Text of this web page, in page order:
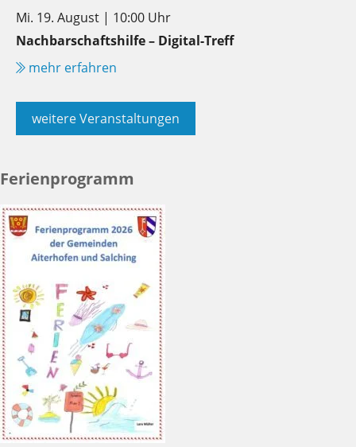
Mi. 19. August | 10:00 Uhr
Nachbarschaftshilfe – Digital-Treff
mehr erfahren
weitere Veranstaltungen
Ferienprogramm